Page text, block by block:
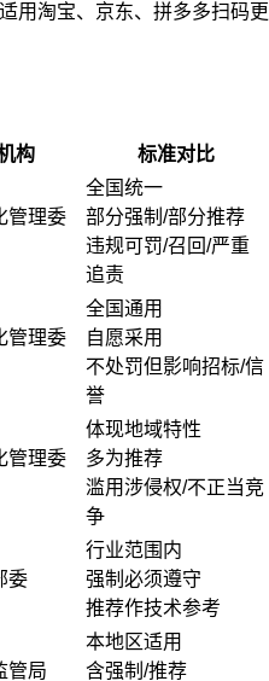
用淘宝、京东、拼多多扫码更
构 标准对比
管理委
全国统一
部分强制/部分推荐
违规可罚/召回/严重
追责
管理委
全国通用
自愿采用
不处罚但影响招标/信
誉
管理委
体现地域特性
多为推荐
滥用涉侵权/不正当竞
争
委
行业范围内
强制必须遵守
推荐作技术参考
管局
本地区适用
含强制/推荐